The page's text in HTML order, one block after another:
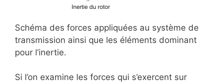
Schéma des forces appliquées au système de
transmission ainsi que les éléments dominant
pour l’inertie.
Si l’on examine les forces qui s’exercent sur